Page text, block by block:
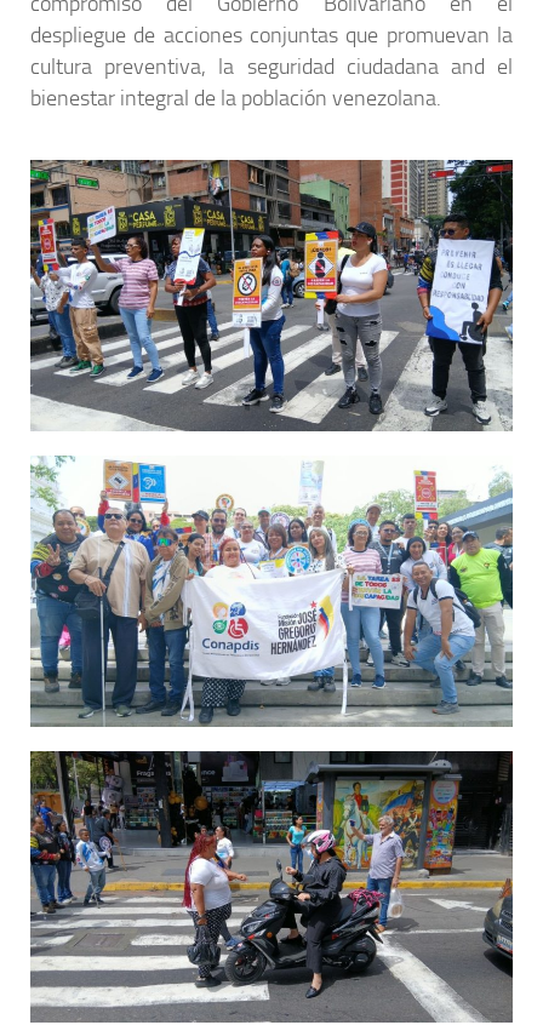
despliegue de acciones conjuntas que promuevan la
cultura preventiva, la seguridad ciudadana and el
bienestar integral de la población venezolana.